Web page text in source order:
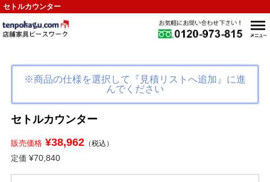
セトルカウンター
※商品の仕様を選択して『見積リストへ追加』に進
んでください
セトルカウンター
販売価格¥38,962（税込）
定価 ¥70,840